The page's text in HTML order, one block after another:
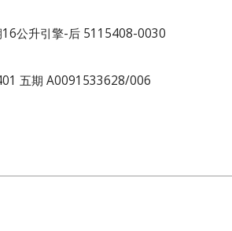
公升引擎-后 5115408-0030
五期 A0091533628/006